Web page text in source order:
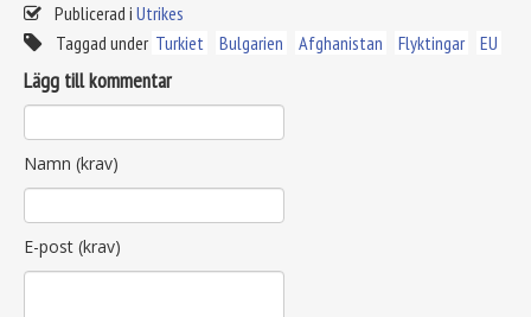
Publicerad i Utrikes
Taggad under Turkiet Bulgarien Afghanistan Flyktingar EU
Lägg till kommentar
Namn (krav)
E-post (krav)